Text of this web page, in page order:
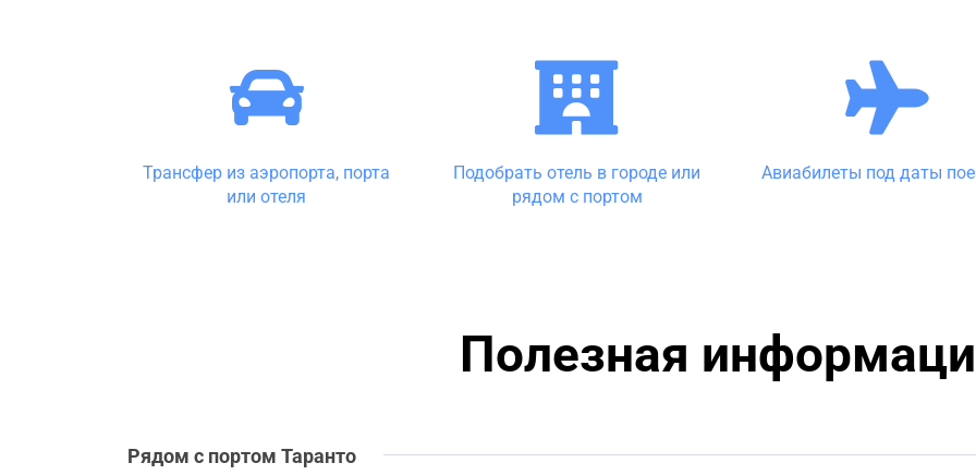
Трансфер из аэропорта, порта
или отеля
Подобрать отель в городе или
рядом с портом
Авиабилеты под даты
Полезная
Рядом с портом Таранто